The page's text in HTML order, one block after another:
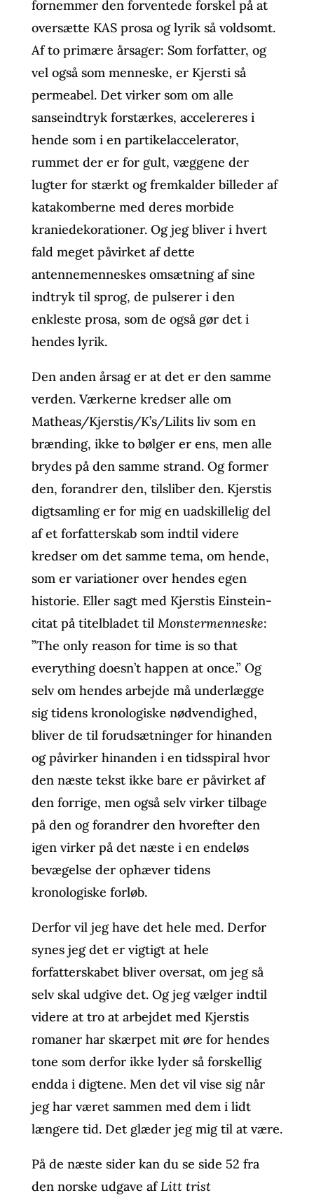
fornemmer den forventede forskel på at
oversætte KAS prosa og lyrik så voldsomt.
Af to primære årsager: Som forfatter, og
vel også som menneske, er Kjersti så
permeabel. Det virker som om alle
sanseindtryk forstærkes, accelereres i
hende som i en partikelaccelerator,
rummet der er for gult, væggene der
lugter for stærkt og fremkalder billeder af
katakomberne med deres morbide
kraniedekorationer. Og jeg bliver i hvert
fald meget påvirket af dette
antennemenneskes omsætning af sine
indtryk til sprog, de pulserer i den
enkleste prosa, som de også gør det i
hendes lyrik.
Den anden årsag er at det er den samme
verden. Værkerne kredser alle om
Matheas/Kjerstis/K’s/Lilits liv som en
brænding, ikke to bølger er ens, men alle
brydes på den samme strand. Og former
den, forandrer den, tilsliber den. Kjerstis
digtsamling er for mig en uadskillelig del
af et forfatterskab som indtil videre
kredser om det samme tema, om hende,
som er variationer over hendes egen
historie. Eller sagt med Kjerstis Einstein-
citat på titelbladet til Monstermenneske:
”The only reason for time is so that
everything doesn’t happen at once.” Og
selv om hendes arbejde må underlægge
sig tidens kronologiske nødvendighed,
bliver de til forudsætninger for hinanden
og påvirker hinanden i en tidsspiral hvor
den næste tekst ikke bare er påvirket af
den forrige, men også selv virker tilbage
på den og forandrer den hvorefter den
igen virker på det næste i en endeløs
bevægelse der ophæver tidens
kronologiske forløb.
Derfor vil jeg have det hele med. Derfor
synes jeg det er vigtigt at hele
forfatterskabet bliver oversat, om jeg så
selv skal udgive det. Og jeg vælger indtil
videre at tro at arbejdet med Kjerstis
romaner har skærpet mit øre for hendes
tone som derfor ikke lyder så forskellig
endda i digtene. Men det vil vise sig når
jeg har været sammen med dem i lidt
længere tid. Det glæder jeg mig til at være.
På de næste sider kan du se side 52 fra
den norske udgave afLitt trist